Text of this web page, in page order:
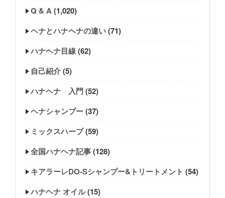
Q & A(1,020)
ヘナとハナヘナの違い(71)
ハナヘナ目線(62)
自己紹介(5)
ハナヘナ 入門(52)
ヘナシャンプー(37)
ミックスハーブ(59)
全国ハナヘナ記事(128)
キアラーレDO-Sシャンプー&トリートメント (54)
ハナヘナ オイル(15)